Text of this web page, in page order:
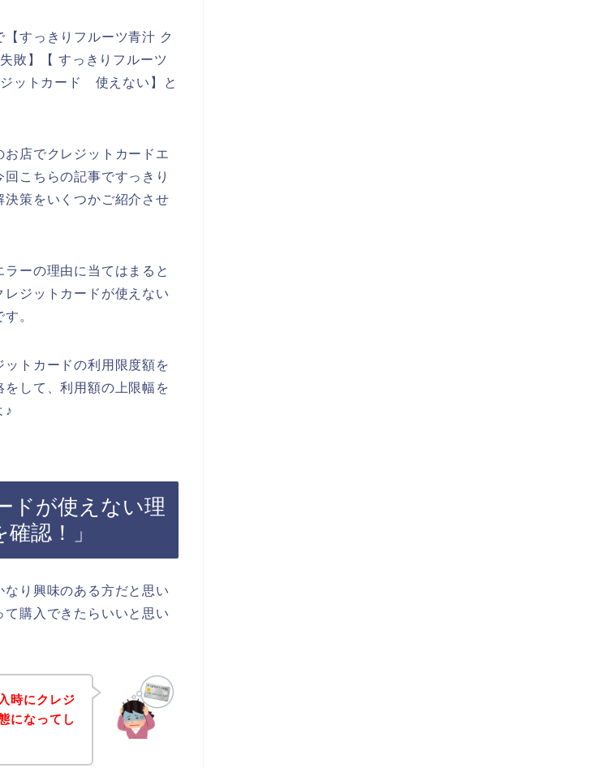
すっきりフルーツ青汁 ク
敗】【 すっきりフルーツ
ットカード 使えない】と
店でクレジットカードエ
こちらの記事ですっきり
策をいくつかご紹介させ
ーの理由に当てはまると
ジットカードが使えない
。
トカードの利用限度額を
して、利用額の上限幅を
♪
ドが使えない理
認！」
り興味のある方だと思い
購入できたらいいと思い
時にクレジ
になってし